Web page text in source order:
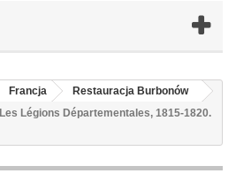
Francja
Restauracja Burbonów
Les Légions Départementales, 1815-1820.